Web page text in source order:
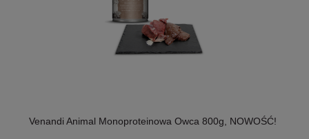
Venandi Animal Monoproteinowa Owca 800g, NOWOŚĆ!